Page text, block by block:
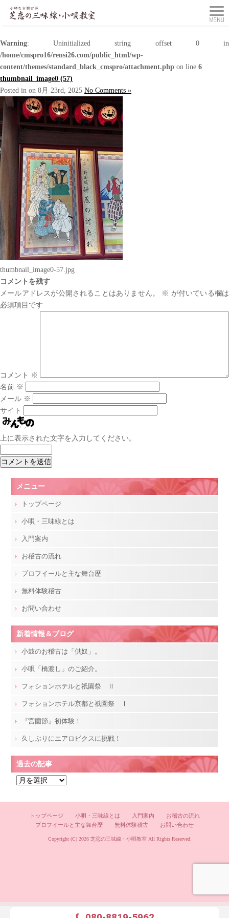
Warning: Uninitialized string offset 0 in
/home/cmspro16/rensi26.com/public_html/wp-
content/themes/standard_black_cmspro/attachment.php on line 6
thumbnail_image0 (57)
Posted in on 8月 23rd, 2025 No Comments »
thumbnail_image0-57.jpg
コメントを残す
メールアドレスが公開されることはありません。
※ が付いている欄は
必須項目です
コメント ※
名前 ※
メール ※
サイト
上に表示された文字を入力してください。
メニュー
トップページ
小唄・三味線とは
入門案内
お稽古の流れ
プロフイールと主な舞台歴
無料体験稽古
お問い合わせ
新着情報＆ブログ
小鼓のお稽古は「供奴」。
小唄「橋渡し」のご紹介。
フォションホテルと祇園祭 Ⅱ
フォションホテル京都と祇園祭 Ⅰ
『宮薗節』初体験！
久しぶりにエアロビクスに挑戦！
過去の記事
の
トップページ 小唄・三味線とは 入門案内
お稽古の流れ
プロフイールと主な舞台歴
無料体験稽古 お問い合わせ
Copyright (C) 2026 芝恋の三味線・小唄教室All Rights Reserved.